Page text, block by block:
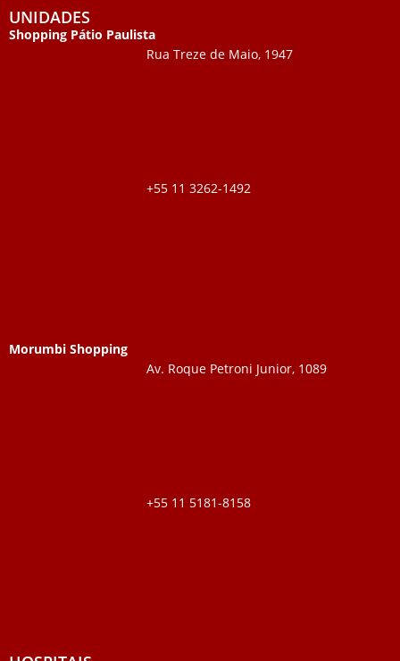
UNIDADES
Shopping Pátio Paulista
Rua Treze de Maio, 1947
+55 11 3262-1492
Morumbi Shopping
Av. Roque Petroni Junior, 1089
+55 11 5181-8158